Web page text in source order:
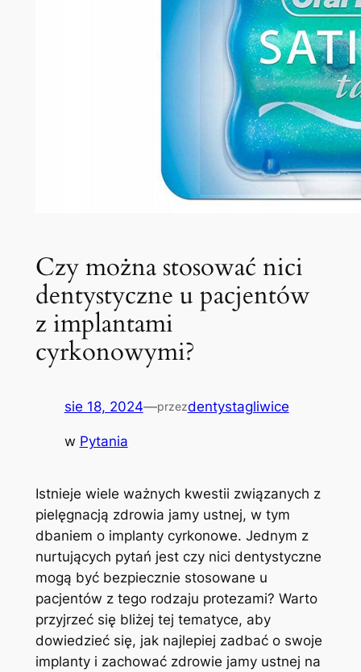
Czy można stosować nici
dentystyczne u pacjentów
z implantami
cyrkonowymi?
sie 18, 2024—przezdentystagliwice
w Pytania
Istnieje wiele ważnych kwestii ⁣związanych z
pielęgnacją zdrowia‍ jamy ustnej, w‌ tym
dbaniem⁢ o implanty cyrkonowe. Jednym ⁣z
nurtujących ‌pytań jest czy nici dentystyczne
mogą być bezpiecznie stosowane u
pacjentów z tego rodzaju protezami? Warto
przyjrzeć się bliżej tej tematyce, aby
dowiedzieć‍ się, jak⁣ najlepiej zadbać o⁤ swoje
implanty i zachować zdrowie jamy ustnej na